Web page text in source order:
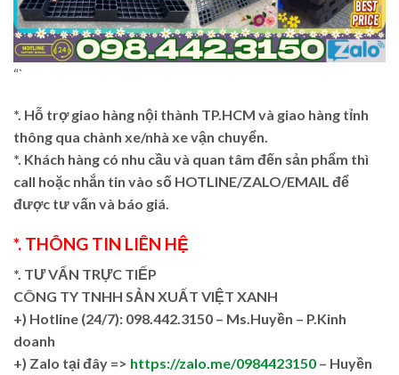
“`
*. Hỗ trợ giao hàng nội thành TP.HCM và giao hàng tỉnh
thông qua chành xe/nhà xe vận chuyển.
*. Khách hàng có nhu cầu và quan tâm đến sản phẩm thì
call hoặc nhắn tin vào số HOTLINE/ZALO/EMAIL để
được tư vấn và báo giá.
*. THÔNG TIN LIÊN HỆ
*. TƯ VẤN TRỰC TIẾP
CÔNG TY TNHH SẢN XUẤT VIỆT XANH
+) Hotline (24/7): 098.442.3150 – Ms.Huyền – P.Kinh
doanh
+) Zalo tại đây => https://zalo.me/0984423150 – Huyền